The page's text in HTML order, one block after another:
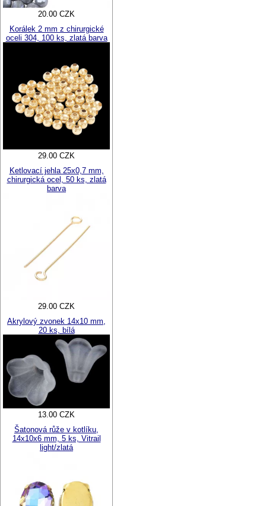
20.00 CZK
Korálek 2 mm z chirurgické
oceli 304, 100 ks, zlatá barva
29.00 CZK
Ketlovací jehla 25x0,7 mm,
chirurgická ocel, 50 ks, zlatá
barva
29.00 CZK
Akrylový zvonek 14x10 mm,
20 ks, bílá
13.00 CZK
Šatonová růže v kotlíku,
14x10x6 mm, 5 ks, Vitrail
light/zlatá